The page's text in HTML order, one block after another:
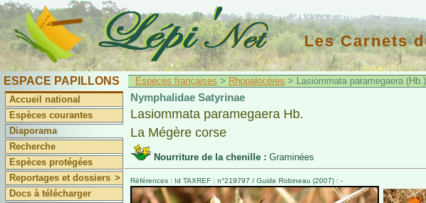
Les Carnets
ESPACE PAPILLONS
Accueil national
Espèces courantes
Diaporama
Recherche
Espèces protégées
Reportages et dossiers >
Docs à télécharger
Espèces françaises > Rhopalocères > Lasiommata paramegaera (Hb.)
Nymphalidae Satyrinae
Lasiommata paramegaera Hb.
La Mégère corse
Nourriture de la chenille : Graminées
Références : Id TAXREF : n°219797 / Guide Robineau (2007) : -